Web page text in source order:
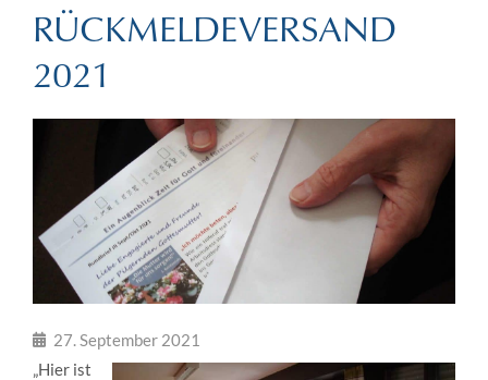
RÜCKMELDEVERSAND
2021
27. September 2021
„Hier ist